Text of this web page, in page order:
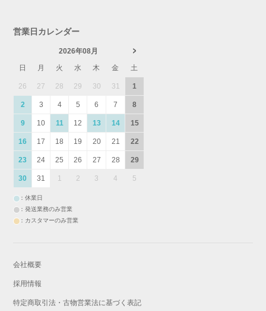
営業日カレンダー
2026年08月
日
月 火 水 木 金 土
26 27 28 29 30 31 1
2 3 4 5 6 7 8
9 10 11 12 13 14 15
16 17 18 19 20 21 22
23 24 25 26 27 28 29
30 31 1 2 3 4 5
：休業日
：発送業務のみ営業
：カスタマーのみ営業
会社概要
採用情報
特定商取引法・古物営業法に基づく表記